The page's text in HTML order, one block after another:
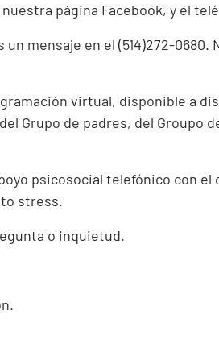
página Facebook, y el
un mensaje en el (514)272-
virtual, disponible a
Grupo de padres, del Groupo
psicosocial telefónico con
stress.
o inquietud.